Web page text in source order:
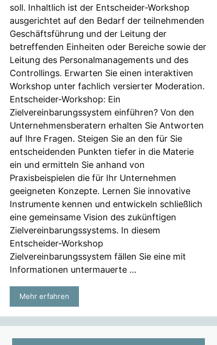
soll. Inhaltlich ist der Entscheider-Workshop
ausgerichtet auf den Bedarf der teilnehmenden
Geschäftsführung und der Leitung der
betreffenden Einheiten oder Bereiche sowie der
Leitung des Personalmanagements und des
Controllings. Erwarten Sie einen interaktiven
Workshop unter fachlich versierter Moderation.
Entscheider-Workshop: Ein
Zielvereinbarungssystem einführen? Von den
Unternehmensberatern erhalten Sie Antworten
auf Ihre Fragen. Steigen Sie an den für Sie
entscheidenden Punkten tiefer in die Materie
ein und ermitteln Sie anhand von
Praxisbeispielen die für Ihr Unternehmen
geeigneten Konzepte. Lernen Sie innovative
Instrumente kennen und entwickeln schließlich
eine gemeinsame Vision des zukünftigen
Zielvereinbarungssystems. In diesem
Entscheider-Workshop
Zielvereinbarungssystem fällen Sie eine mit
Informationen untermauerte …
Mehr erfahren